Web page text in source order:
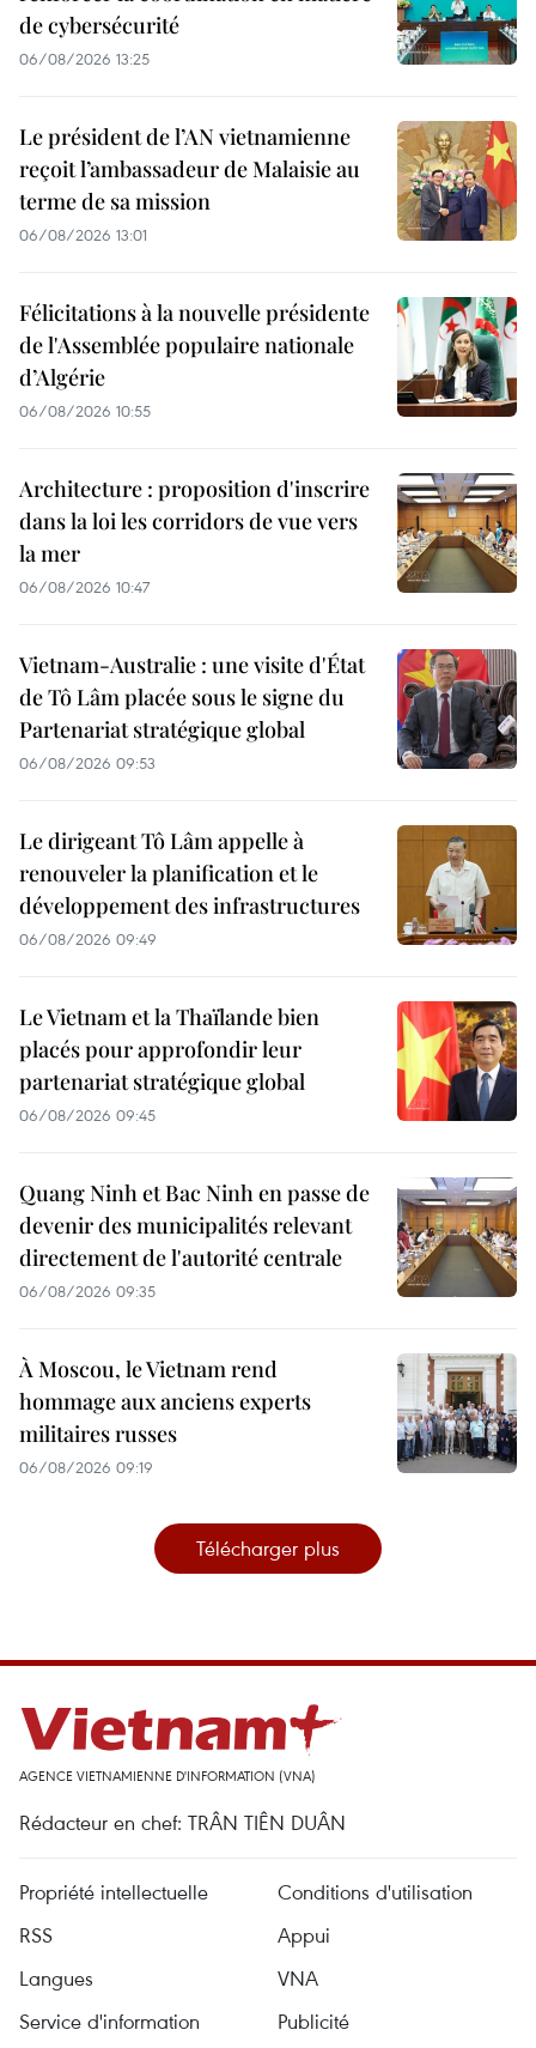
de cybersécurité
06/08/2026 13:25
Le président de l’AN vietnamienne
reçoit l’ambassadeur de Malaisie au
terme de sa mission
06/08/2026 13:01
Félicitations à la nouvelle présidente
de l'Assemblée populaire nationale
d’Algérie
06/08/2026 10:55
Architecture : proposition d'inscrire
dans la loi les corridors de vue vers
la mer
06/08/2026 10:47
Vietnam-Australie : une visite d'État
de Tô Lâm placée sous le signe du
Partenariat stratégique global
06/08/2026 09:53
Le dirigeant Tô Lâm appelle à
renouveler la planification et le
développement des infrastructures
06/08/2026 09:49
Le Vietnam et la Thaïlande bien
placés pour approfondir leur
partenariat stratégique global
06/08/2026 09:45
Quang Ninh et Bac Ninh en passe de
devenir des municipalités relevant
directement de l'autorité centrale
06/08/2026 09:35
À Moscou, le Vietnam rend
hommage aux anciens experts
militaires russes
06/08/2026 09:19
Télécharger plus
AGENCE VIETNAMIENNE D'INFORMATION (VNA)
Rédacteur en chef: TRÂN TIÊN DUÂN
Propriété intellectuelle
Conditions d'utilisation
RSS
Appui
Langues
VNA
Service d'information
Publicité